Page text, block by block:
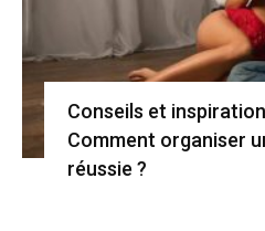
Conseils et
Comment organiser
réussie ?